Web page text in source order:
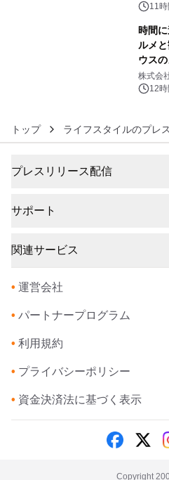
11時
時間
ルメ
ウス
サウナ
得な素
株式会
12時
トップ ライフスタイルのプレ
プレスリリース配信
サポート
関連サービス
• 運営会社
• パートナープログラム
• 利用規約
• プライバシーポリシー
• 資金決済法に基づく表示
Copyright